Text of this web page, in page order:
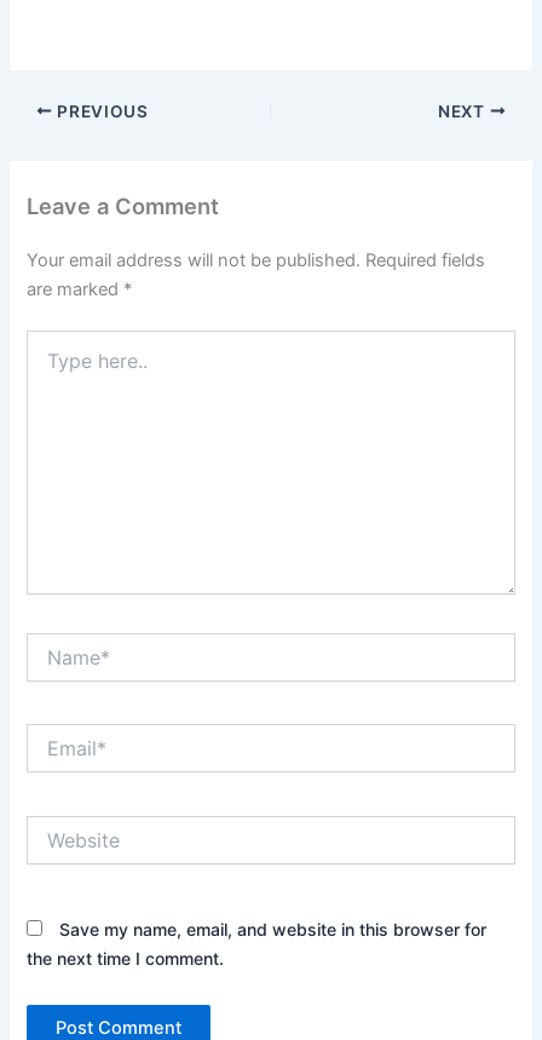
PREVIOUS NEXT
Leave a Comment
Your email address will not be published. Required fields
are marked *
here..
Save my name, email, and website in this browser for
the next time I comment.